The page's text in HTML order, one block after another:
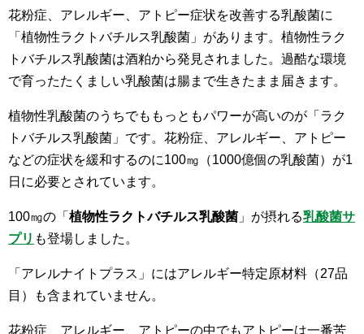
花粉症、アレルギー、アトピー症状を改善する乳酸菌に
「植物性ラクトバチルス乳酸菌」があります。植物性ラク
トバチルス乳酸菌は酒粕から発見されました。過酷な環境
で育ったたくましい乳酸菌は腸まで生きたまま届きます。
植物性乳酸菌のうちでももっともパワーが高いのが「ラク
トバチルス乳酸菌」です。花粉症、アレルギー、アトピー
などの症状を緩和するのに100㎎（1000億個の乳酸菌）が1
日に必要とされています。
100㎎の「 植物性ラクトバチルス乳酸菌 」が摂れる乳酸菌サ
プリ も登場しました。
「アレルナイトプラス」にはアレルギー特定原材料（27品
目）も含まれていません。
花粉症、アレルギー、アトピーの中でもアトピーは一番苦